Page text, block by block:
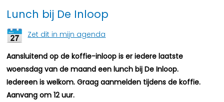
Lunch bij De Inloop
Zet dit in mijn agenda
Aansluitend op de koffie-inloop is er iedere laatste
woensdag van de maand een lunch bij De Inloop.
Iedereen is welkom. Graag aanmelden tijdens de koffie.
Aanvang om 12 uur.